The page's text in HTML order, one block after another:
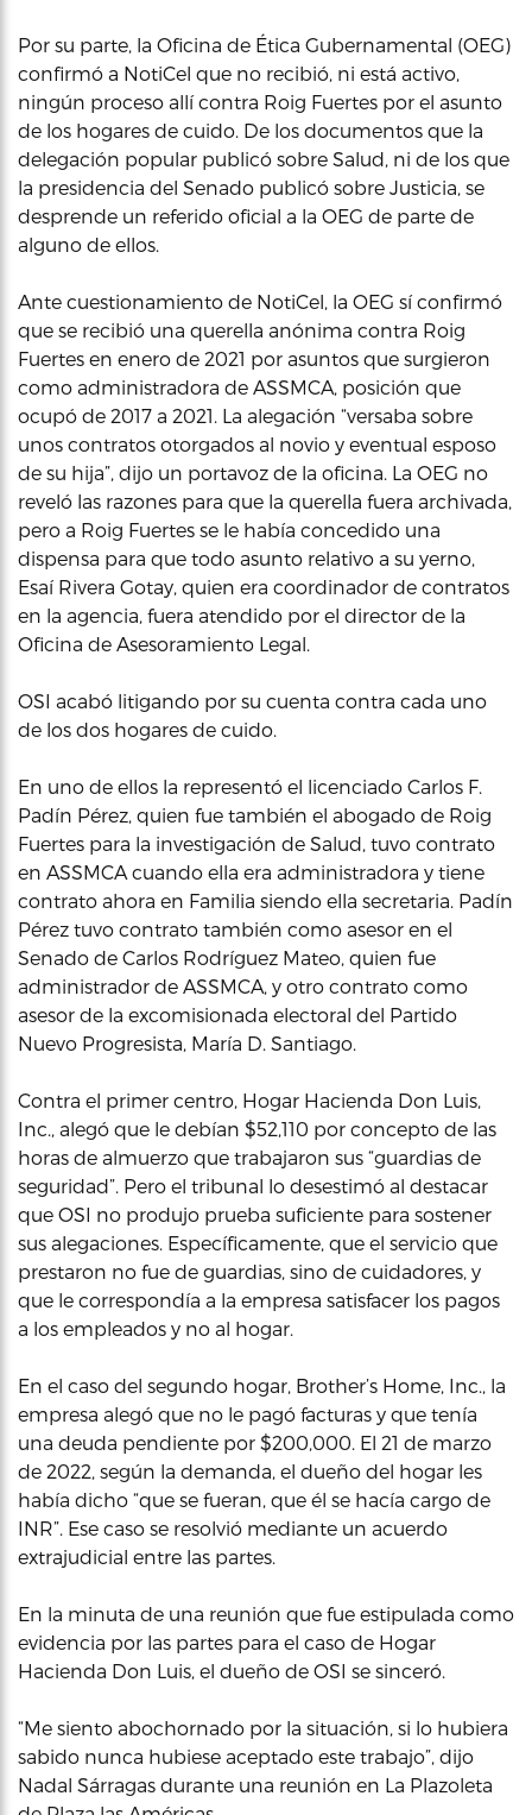
Por su parte, la Oficina de Ética Gubernamental (OEG)
confirmó a NotiCel que no recibió, ni está activo,
ningún proceso allí contra Roig Fuertes por el asunto
de los hogares de cuido. De los documentos que la
delegación popular publicó sobre Salud, ni de los que
la presidencia del Senado publicó sobre Justicia, se
desprende un referido oficial a la OEG de parte de
alguno de ellos.
Ante cuestionamiento de NotiCel, la OEG sí confirmó
que se recibió una querella anónima contra Roig
Fuertes en enero de 2021 por asuntos que surgieron
como administradora de ASSMCA, posición que
ocupó de 2017 a 2021. La alegación “versaba sobre
unos contratos otorgados al novio y eventual esposo
de su hija”, dijo un portavoz de la oficina. La OEG no
reveló las razones para que la querella fuera archivada,
pero a Roig Fuertes se le había concedido una
dispensa para que todo asunto relativo a su yerno,
Esaí Rivera Gotay, quien era coordinador de contratos
en la agencia, fuera atendido por el director de la
Oficina de Asesoramiento Legal.
OSI acabó litigando por su cuenta contra cada uno
de los dos hogares de cuido.
En uno de ellos la representó el licenciado Carlos F.
Padín Pérez, quien fue también el abogado de Roig
Fuertes para la investigación de Salud, tuvo contrato
en ASSMCA cuando ella era administradora y tiene
contrato ahora en Familia siendo ella secretaria. Padín
Pérez tuvo contrato también como asesor en el
Senado de Carlos Rodríguez Mateo, quien fue
administrador de ASSMCA, y otro contrato como
asesor de la excomisionada electoral del Partido
Nuevo Progresista, María D. Santiago.
Contra el primer centro, Hogar Hacienda Don Luis,
Inc., alegó que le debían $52,110 por concepto de las
horas de almuerzo que trabajaron sus “guardias de
seguridad”. Pero el tribunal lo desestimó al destacar
que OSI no produjo prueba suficiente para sostener
sus alegaciones. Específicamente, que el servicio que
prestaron no fue de guardias, sino de cuidadores, y
que le correspondía a la empresa satisfacer los pagos
a los empleados y no al hogar.
En el caso del segundo hogar, Brother’s Home, Inc., la
empresa alegó que no le pagó facturas y que tenía
una deuda pendiente por $200,000. El 21 de marzo
de 2022, según la demanda, el dueño del hogar les
había dicho “que se fueran, que él se hacía cargo de
INR”. Ese caso se resolvió mediante un acuerdo
extrajudicial entre las partes.
En la minuta de una reunión que fue estipulada como
evidencia por las partes para el caso de Hogar
Hacienda Don Luis, el dueño de OSI se sinceró.
“Me siento abochornado por la situación, si lo hubiera
sabido nunca hubiese aceptado este trabajo”, dijo
Nadal Sárragas durante una reunión en La Plazoleta